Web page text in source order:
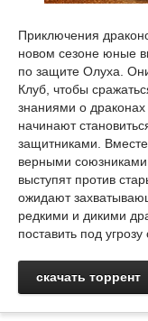
Приключения
новом сезоне юные
по защите Олуха.
Клуб, чтобы
знаниями о
начинают
защитниками.
верными союзниками
выступят против
ожидают
редкими и дикими
поставить под
скачать торрент